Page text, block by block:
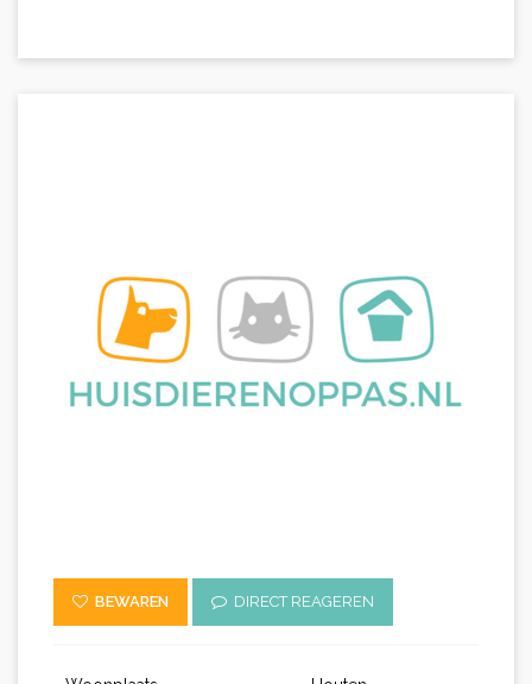
BEWAREN DIRECT REAGEREN